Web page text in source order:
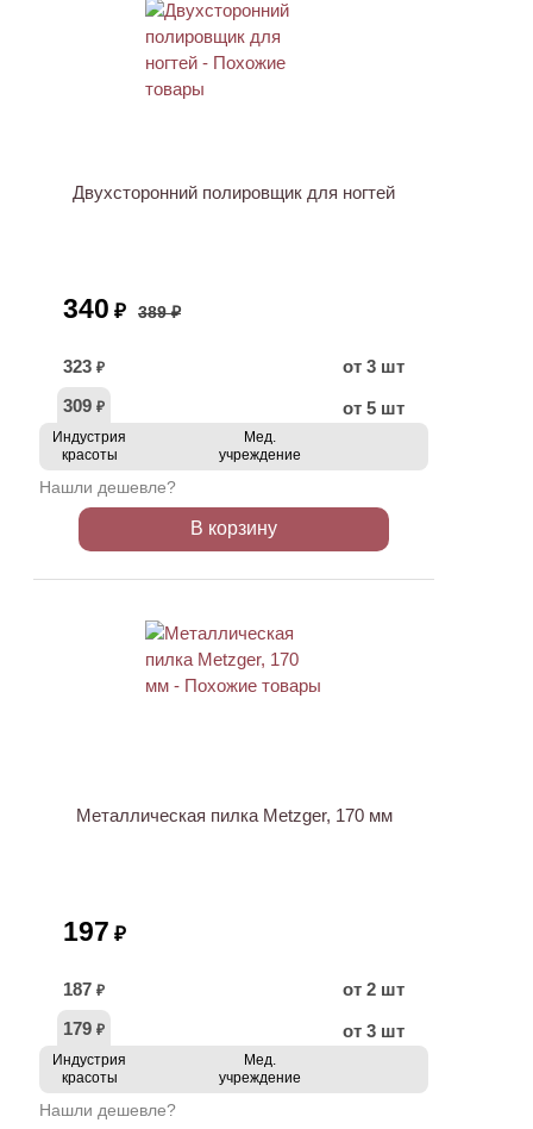
Двухсторонний полировщик для ногтей
340 ₽ 389 ₽
323 ₽
от 3 шт
309 ₽ от 5 шт
Индустрия
красоты
Мед.
учреждение
Нашли дешевле?
В корзину
Металлическая пилка Metzger, 170 мм
197 ₽
187 ₽
от 2 шт
179 ₽ от 3 шт
Индустрия
красоты
Мед.
учреждение
Нашли дешевле?